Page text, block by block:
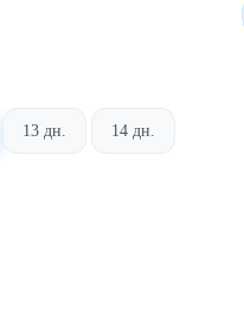
13 дн. 14 дн.